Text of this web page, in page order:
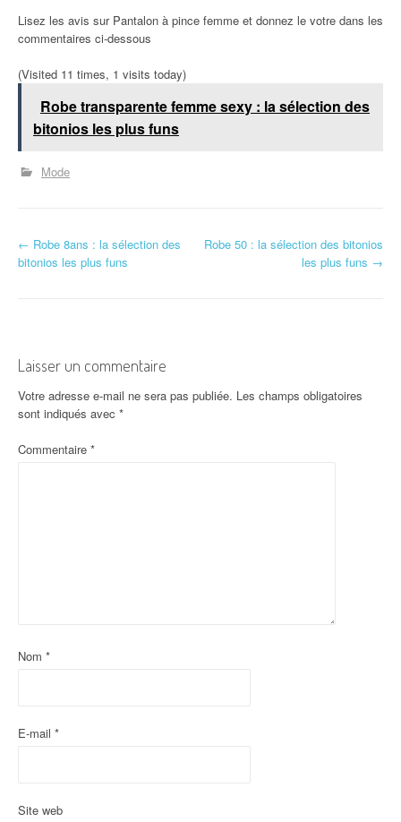
Lisez les avis sur Pantalon à pince femme et donnez le votre dans les
commentaires ci-dessous
(Visited 11 times, 1 visits today)
Robe transparente femme sexy : la sélection des
bitonios les plus funs
Mode
N
g
a
t
r
i
l
← Robe 8ans : la sélection des
bitonios les plus funs
Robe 50 : la sélection des bitonios
les plus funs →
Laisser un commentaire
Votre adresse e-mail ne sera pas publiée. Les champs obligatoires
sont indiqués avec *
Commentaire *
Nom *
E-mail *
Site web